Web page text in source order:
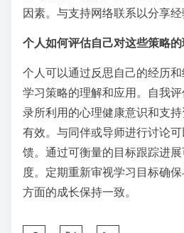
因素。与支持网络联系以分享经
个人如何评估自己对这些策略的
个人可以通过反思自己的经历
学习策略的理解和应用。自我
录所利用的心理健康意识和支
有效。与同伴或导师进行讨论
馈。通过可衡量的目标跟踪进
度。定期重新审视学习目标确
方面的成长保持一致。